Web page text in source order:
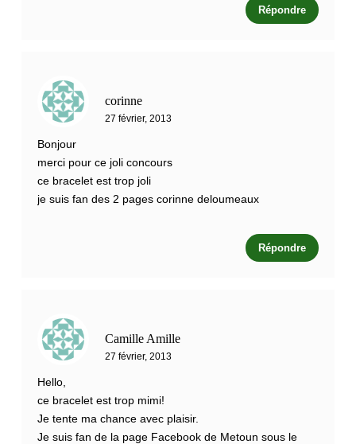
Répondre
corinne
27 février, 2013
Bonjour
merci pour ce joli concours
ce bracelet est trop joli
je suis fan des 2 pages corinne deloumeaux
Répondre
Camille Amille
27 février, 2013
Hello,
ce bracelet est trop mimi!
Je tente ma chance avec plaisir.
Je suis fan de la page Facebook de Metoun sous le